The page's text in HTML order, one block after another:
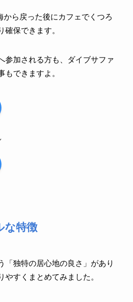
から戻った後にカフェでくつろ
保できます。
参加される方も、ダイブサファ
できますよ。
な特徴
「独特の居心地の良さ」があり
すくまとめてみました。